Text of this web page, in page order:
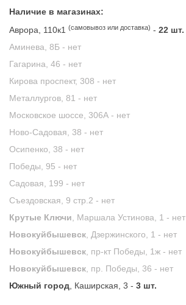
Наличие в магазинах:
Аврора, 110к1 (самовывоз или доставка) - 22 шт.
Аминева, 8Б - нет
Гагарина, 46 - нет
Кирова проспект, 308 - нет
Металлургов, 81 - нет
Московское шоссе, 306А - нет
Ново-Садовая, 38 - нет
Осипенко, 38 - нет
Победы, 95 - нет
Садовая, 199 - нет
Съездовская, 9 стр.2 - нет
Крутые Ключи , Маршала Устинова, 1 - нет
Новокуйбышевск , Дзержинского, 1 - нет
Новокуйбышевск , пр-кт Победы, 1ж - нет
Новокуйбышевск , пр. Победы, 36 - нет
Южный город , Каширская, 3 - 3 шт.